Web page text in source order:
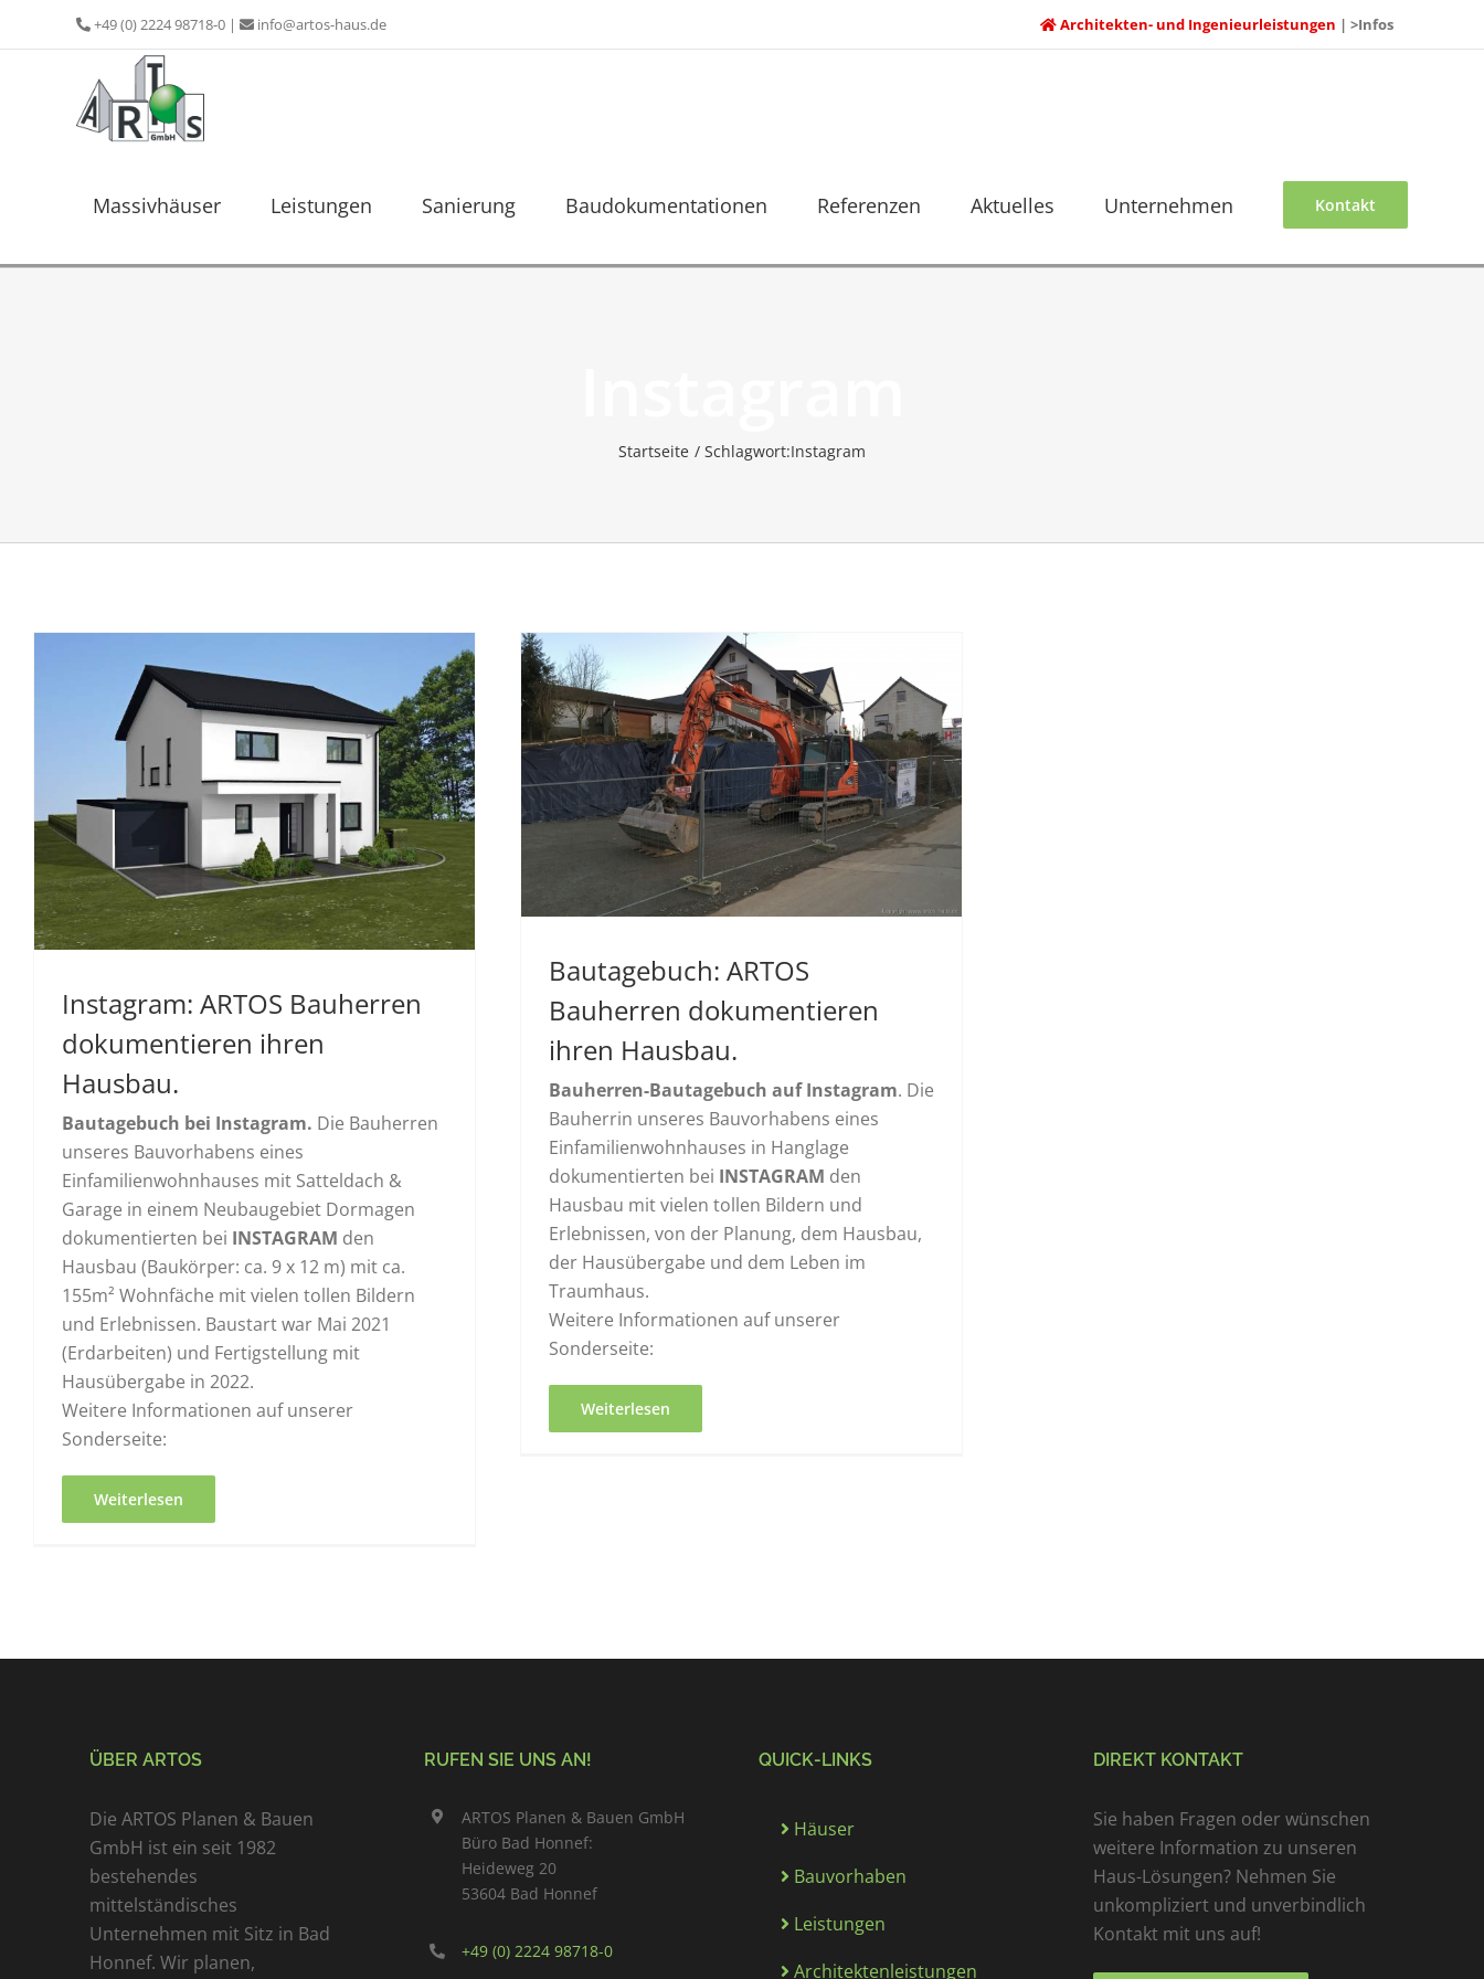
+49 (0) 2224 98718-0| info@artos-haus.de Architekten- und Ingenieurleistungen | >Infos
Massivhäuser Leistungen Sanierung Baudokumentationen Referenzen Aktuelles Unternehmen Kontakt
Startseite Schlagwort:Instagram
Instagram: ARTOS Bauherren
dokumentieren ihren
Hausbau.
Bautagebuch bei Instagram. Die Bauherren
unseres Bauvorhabens eines
Einfamilienwohnhauses mit Satteldach &
Garage in einem Neubaugebiet Dormagen
dokumentierten bei INSTAGRAM den
Hausbau (Baukörper: ca. 9 x 12 m) mit ca.
155m² Wohnfäche mit vielen tollen Bildern
und Erlebnissen. Baustart war Mai 2021
(Erdarbeiten) und Fertigstellung mit
Hausübergabe in 2022.
Weitere Informationen auf unserer
Sonderseite:
Weiterlesen
Bautagebuch: ARTOS
Bauherren dokumentieren
ihren Hausbau.
Bauherren-Bautagebuch auf Instagram. Die
Bauherrin unseres Bauvorhabens eines
Einfamilienwohnhauses in Hanglage
dokumentierten bei INSTAGRAM den
Hausbau mit vielen tollen Bildern und
Erlebnissen, von der Planung, dem Hausbau,
der Hausübergabe und dem Leben im
Traumhaus.
Weitere Informationen auf unserer
Sonderseite:
Weiterlesen
ÜBER ARTOS
Die ARTOS Planen & Bauen
GmbH ist ein seit 1982
bestehendes
mittelständisches
Unternehmen mit Sitz in Bad
Honnef. Wir planen,
RUFEN SIE UNS AN!
ARTOS Planen & Bauen GmbH
Büro Bad Honnef:
Heideweg 20
53604 Bad Honnef
+49 (0) 2224 98718-0
QUICK-LINKS
Häuser
Bauvorhaben
Leistungen
Architektenleistungen
DIREKT KONTAKT
Sie haben Fragen oder wünschen
weitere Information zu unseren
Haus-Lösungen? Nehmen Sie
unkompliziert und unverbindlich
Kontakt mit uns auf!